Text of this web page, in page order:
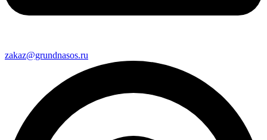
zakaz@grundnasos.ru